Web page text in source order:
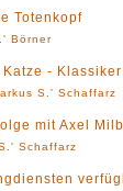
Totenkopf
Börner
-
S.' Schaffarz
mit Axel
Schaffarz